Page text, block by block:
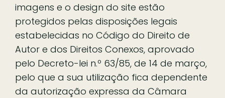
imagens e o design do site estão
protegidos pelas disposições legais
estabelecidas no Código do Direito de
Autor e dos Direitos Conexos, aprovado
pelo Decreto-lei n.º 63/85, de 14 de março,
pelo que a sua utilização fica dependente
da autorização expressa da Câmara